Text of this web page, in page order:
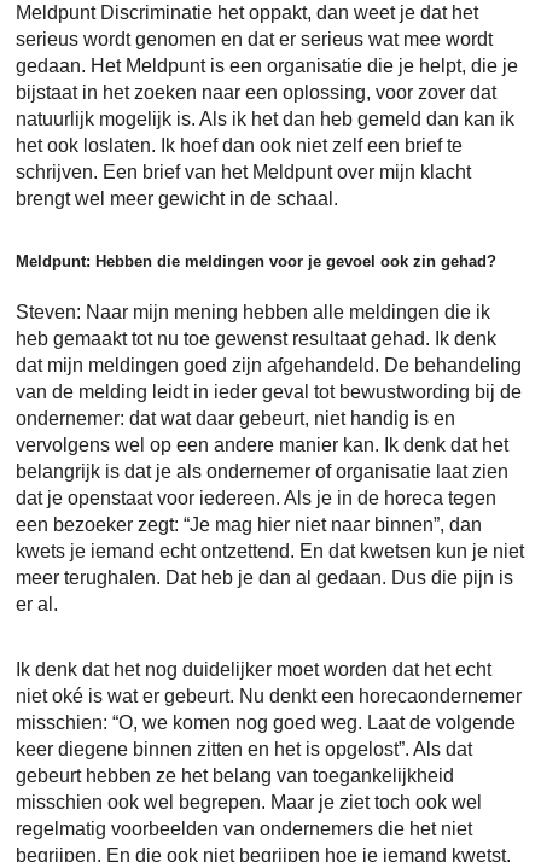
Meldpunt Discriminatie het oppakt, dan weet je dat het
serieus wordt genomen en dat er serieus wat mee wordt
gedaan. Het Meldpunt is een organisatie die je helpt, die je
bijstaat in het zoeken naar een oplossing, voor zover dat
natuurlijk mogelijk is. Als ik het dan heb gemeld dan kan ik
het ook loslaten. Ik hoef dan ook niet zelf een brief te
schrijven. Een brief van het Meldpunt over mijn klacht
brengt wel meer gewicht in de schaal.
Meldpunt: Hebben die meldingen voor je gevoel ook zin gehad?
Steven: Naar mijn mening hebben alle meldingen die ik
heb gemaakt tot nu toe gewenst resultaat gehad. Ik denk
dat mijn meldingen goed zijn afgehandeld. De behandeling
van de melding leidt in ieder geval tot bewustwording bij de
ondernemer: dat wat daar gebeurt, niet handig is en
vervolgens wel op een andere manier kan. Ik denk dat het
belangrijk is dat je als ondernemer of organisatie laat zien
dat je openstaat voor iedereen. Als je in de horeca tegen
een bezoeker zegt: “Je mag hier niet naar binnen”, dan
kwets je iemand echt ontzettend. En dat kwetsen kun je niet
meer terughalen. Dat heb je dan al gedaan. Dus die pijn is
er al.
Ik denk dat het nog duidelijker moet worden dat het echt
niet oké is wat er gebeurt. Nu denkt een horecaondernemer
misschien: “O, we komen nog goed weg. Laat de volgende
keer diegene binnen zitten en het is opgelost”. Als dat
gebeurt hebben ze het belang van toegankelijkheid
misschien ook wel begrepen. Maar je ziet toch ook wel
regelmatig voorbeelden van ondernemers die het niet
begrijpen. En die ook niet begrijpen hoe je iemand kwetst.